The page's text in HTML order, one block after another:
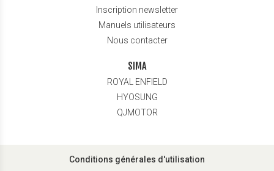
Inscription newsletter
Manuels utilisateurs
Nous contacter
SIMA
ROYAL ENFIELD
HYOSUNG
QJMOTOR
Conditions générales d'utilisation